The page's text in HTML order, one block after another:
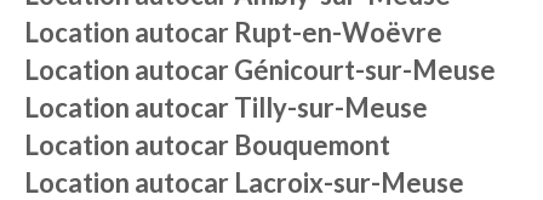
Location autocar Rupt-en-Woëvre
Location autocarGénicourt-sur-Meuse
Location autocarTilly-sur-Meuse
Location autocar Bouquemont
Location autocar Lacroix-sur-Meuse